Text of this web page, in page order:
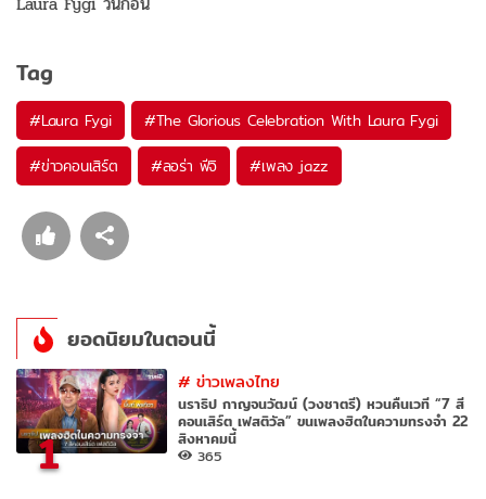
Tag
#Laura Fygi #The Glorious Celebration With Laura Fygi
#ข่าวคอนเสิร์ต #ลอร่า ฟีจิ #เพลง jazz
ยอดนิยมในตอนนี้
1
#ข่าวเพลงไทย
นราธิป กาญจนวัฒน์ (วงชาตรี) หวนคืนเวที “7 สี
คอนเสิร์ต เฟสติวัล” ขนเพลงฮิตในความทรงจำ 22
สิงหาคมนี้
365